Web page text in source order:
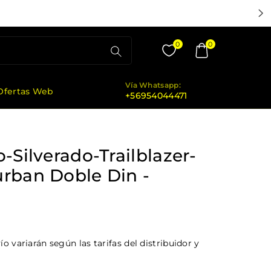
0 0
Web
Vía Whatsapp:
+56954044471
Silverado-Trailblazer-
Doble Din -
variarán según las tarifas del distribuidor y